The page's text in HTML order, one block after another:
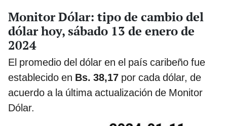
Monitor Dólar: tipo de cambio del
dólar hoy, sábado 13 de enero de
2024
El promedio del dólar en el país caribeño fue
establecido en Bs. 38,17 por cada dólar, de
acuerdo a la última actualización de Monitor
Dólar.